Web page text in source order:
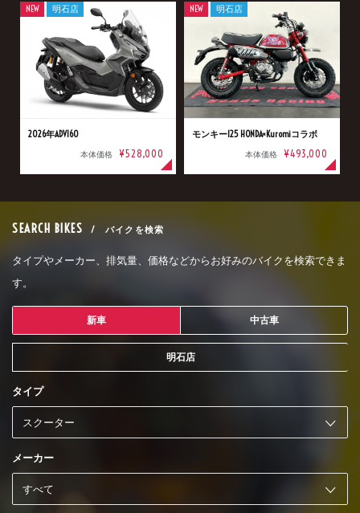
2026年ADV160
本体価格 ¥528,000
NEW 明石店
モンキー125 HONDA×Kuromiコラボ
本体価格 ¥493,000
NEW 明石店
SEARCH BIKES / バイクを検索
タイプやメーカー、排気量、価格などからお好みのバイクを検索できま
す。
新車 中古車
明石店
タイプ
メーカー